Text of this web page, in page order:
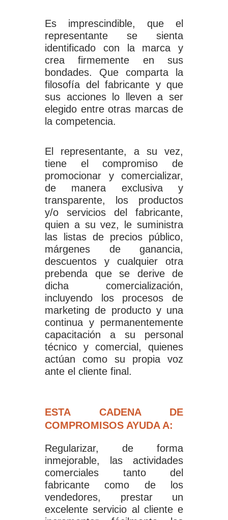
Es imprescindible, que el
representante se sienta
identificado con la marca y
crea firmemente en sus
bondades. Que comparta la
filosofía del fabricante y que
sus acciones lo lleven a ser
elegido entre otras marcas de
la competencia.
El representante, a su vez,
tiene el compromiso de
promocionar y comercializar,
de manera exclusiva y
transparente, los productos
y/o servicios del fabricante,
quien a su vez, le suministra
las listas de precios público,
márgenes de ganancia,
descuentos y cualquier otra
prebenda que se derive de
dicha comercialización,
incluyendo los procesos de
marketing de producto y una
continua y permanentemente
capacitación a su personal
técnico y comercial, quienes
actúan como su propia voz
ante el cliente final.
ESTA CADENA DE
COMPROMISOS AYUDA A:
Regularizar, de forma
inmejorable, las actividades
comerciales tanto del
fabricante como de los
vendedores, prestar un
excelente servicio al cliente e